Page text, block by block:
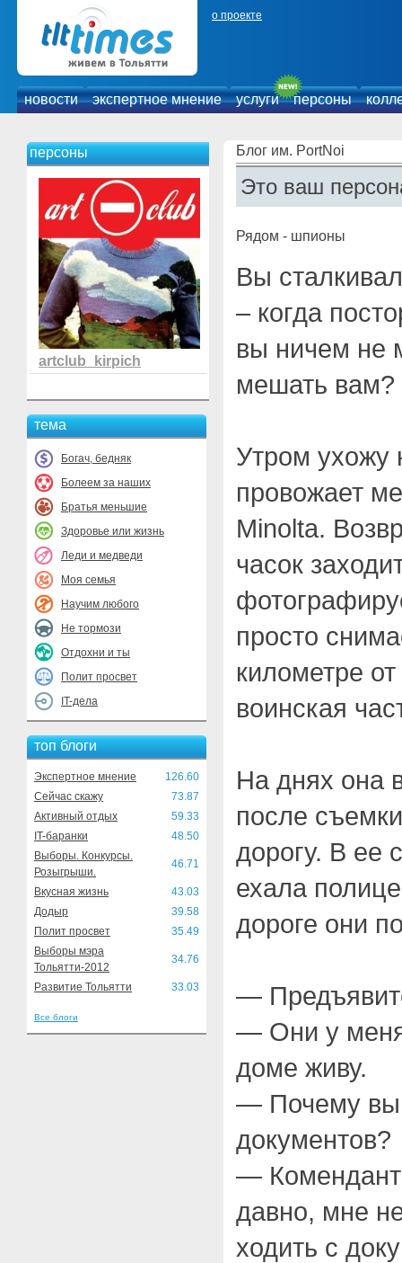
о проекте
новости экспертное мнение услуги персоны
персоны
artclub_kirpich
тема
Богач, бедняк
Болеем за наших
Братья меньшие
Здоровье или жизнь
Леди и медведи
Моя семья
Научим любого
Не тормози
Отдохни и ты
Полит просвет
IT-дела
топ блоги
Экспертное мнение
126.60
Сейчас скажу
73.87
Активный отдых
59.33
IT-баранки
48.50
Выборы. Конкурсы.
Розыгрыши.
46.71
Вкусная жизнь
43.03
Додыр
39.58
Полит просвет
35.49
Выборы мэра
Тольятти-2012
34.76
Развитие Тольятти 33.03
Все блоги
Блог им. PortNoi
Это ваш
Рядом - шпионы
Вы
– когда
вы ничем не
мешать вам?
Утром ухожу
провожает
Minolta.
часок
просто
километре
воинская
На днях она
после
дорогу. В ее
ехала
дороге они
—
— Они у
доме живу.
— Почему вы
документов?
—
давно, мне
ходить с